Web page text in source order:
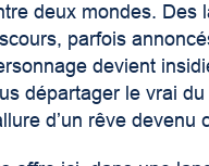
deux mondes. Des
parfois
devient
départager le vrai
d’un rêve devenu